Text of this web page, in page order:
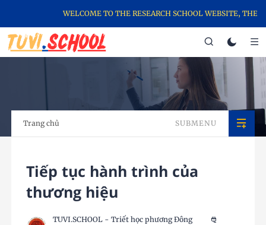
WELCOME TO THE RESEARCH SCHOOL WEBSITE, THE SCHOOL
Trang chủ SUBMENU
Tiếp tục hành trình của
thương hiệu
TUVI.SCHOOL - Triết học phương Đông